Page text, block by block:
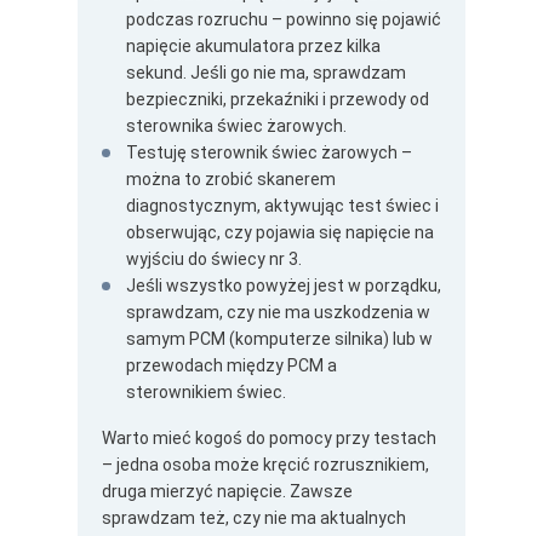
podczas rozruchu – powinno się pojawić
napięcie akumulatora przez kilka
sekund. Jeśli go nie ma, sprawdzam
bezpieczniki, przekaźniki i przewody od
sterownika świec żarowych.
Testuję sterownik świec żarowych –
można to zrobić skanerem
diagnostycznym, aktywując test świec i
obserwując, czy pojawia się napięcie na
wyjściu do świecy nr 3.
Jeśli wszystko powyżej jest w porządku,
sprawdzam, czy nie ma uszkodzenia w
samym PCM (komputerze silnika) lub w
przewodach między PCM a
sterownikiem świec.
Warto mieć kogoś do pomocy przy testach
– jedna osoba może kręcić rozrusznikiem,
druga mierzyć napięcie. Zawsze
sprawdzam też, czy nie ma aktualnych